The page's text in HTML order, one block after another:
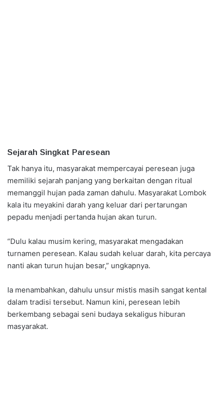
Sejarah Singkat Paresean
Tak hanya itu, masyarakat mempercayai peresean juga
memiliki sejarah panjang yang berkaitan dengan ritual
memanggil hujan pada zaman dahulu. Masyarakat Lombok
kala itu meyakini darah yang keluar dari pertarungan
pepadu menjadi pertanda hujan akan turun.
“Dulu kalau musim kering, masyarakat mengadakan
turnamen peresean. Kalau sudah keluar darah, kita percaya
nanti akan turun hujan besar,” ungkapnya.
Ia menambahkan, dahulu unsur mistis masih sangat kental
dalam tradisi tersebut. Namun kini, peresean lebih
berkembang sebagai seni budaya sekaligus hiburan
masyarakat.